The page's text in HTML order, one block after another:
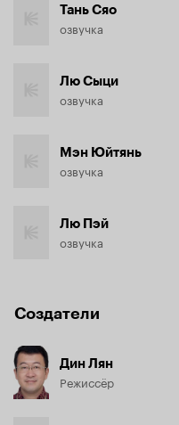
Тань Сяо
озвучка
Лю Сыци
озвучка
Мэн Юйтянь
озвучка
Лю Пэй
озвучка
Создатели
Дин Лян
Режиссёр